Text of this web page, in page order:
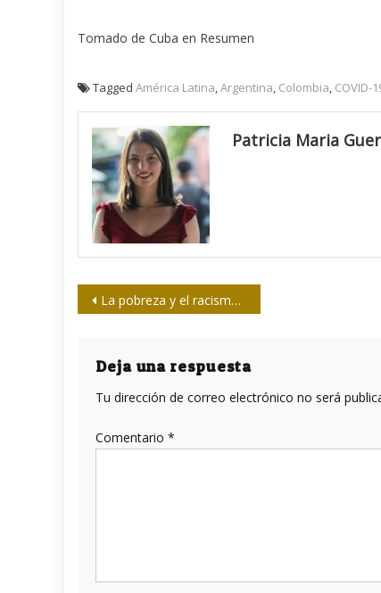
Tomado de Cuba en Resumen
Tagged América Latina,Argentina, Colombia, COVID-
Patricia Maria
Navegación
entradas
La pobreza y el racismo, dos fustas a favor de la pandemia
Deja una respuesta
Tu dirección de correo electrónico no será
Comentario *